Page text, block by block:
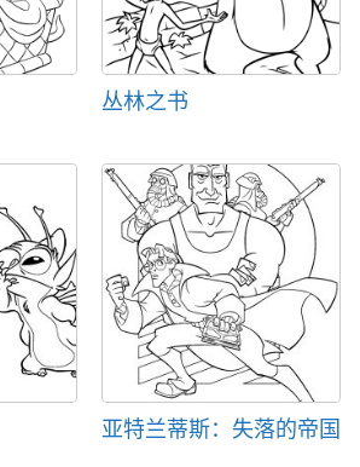
丛林之书
亚特兰蒂斯：失落的帝国